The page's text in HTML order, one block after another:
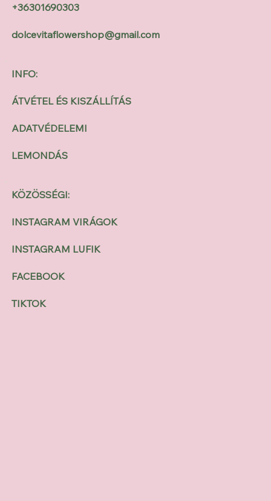
INFO:
ÁTVÉTEL ÉS KISZÁLLÍTÁS
ADATVÉDELEMI
LEMONDÁS
KÖZÖSSÉGI:
INSTAGRAM VIRÁGOK
INSTAGRAM LUFIK
FACEBOOK
TIKTOK
+36301690303
dolcevitaflowershop@gmail.com